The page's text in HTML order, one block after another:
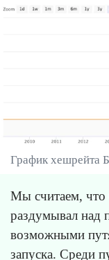
График хешрейта
Мы считаем,
раздумывал над
возможными
запуска. Среди